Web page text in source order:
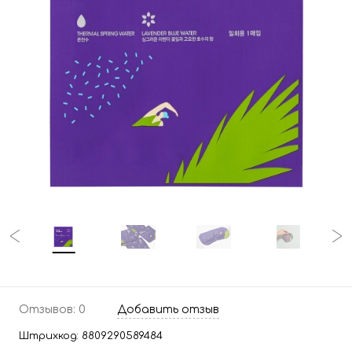
Отзывов: 0 Добавить отзыв
Штрихкод: 8809290589484